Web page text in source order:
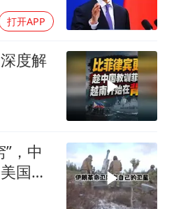
打开APP
度解
，中
国真